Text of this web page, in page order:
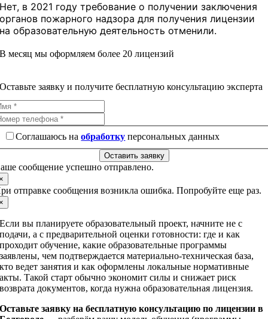
Нет, в 2021 году требование о получении заключения
органов пожарного надзора для получения лицензии
на образовательную деятельность отменили.
В месяц мы оформляем более 20 лицензий
Оставьте заявку и получите бесплатную консультацию эксперта
Соглашаюсь наобработку персональных данных
Оставить заявку
сообщение успешно отправлено.
отправке сообщения возникла ошибка. Попробуйте еще раз.
Если вы планируете образовательный проект, начните не с
подачи, а с предварительной оценки готовности: где и как
проходит обучение, какие образовательные программы
заявлены, чем подтверждается материально-техническая база,
кто ведет занятия и как оформлены локальные нормативные
акты. Такой старт обычно экономит силы и снижает риск
возврата документов, когда нужна образовательная лицензия.
Оставьте заявку на бесплатную консультацию по лицензии в